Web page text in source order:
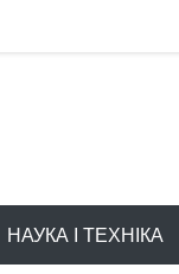
НАУКА І ТЕХНІКА